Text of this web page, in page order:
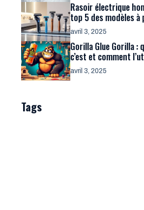
Rasoir électrique
top 5 des modèles
avril 3, 2025
Gorilla Glue Gorilla :
c’est et comment
avril 3, 2025
Tags